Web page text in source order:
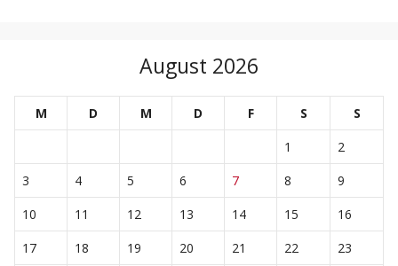
August 2026
M D M D F S
S
1
2
3
4 5 6 7 8
9
10
11 12 13 14 15
16
17
18 19 20 21 22 23